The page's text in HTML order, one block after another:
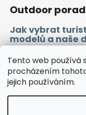
Tento web používá
procházením
jejich používáním.
Outdoor
Jak vybrat
modelů a naše